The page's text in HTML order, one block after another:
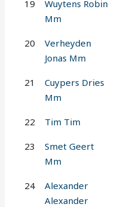
19
Wuytens Robin
Mm
20
Verheyden
Jonas Mm
21
Cuypers Dries
Mm
22 Tim Tim
23
Smet Geert
Mm
24
Alexander
Alexander